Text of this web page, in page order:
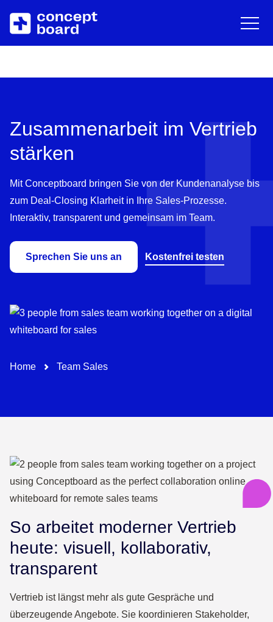
Zum Hauptinhalt springen
Über uns
Karriere
Partner
Blog
Trainings & Events
Help Center
Zusammenarbeit im Vertrieb
stärken
Mit Conceptboard bringen Sie von der Kundenanalyse bis
zum Deal-Closing Klarheit in Ihre Sales-Prozesse.
Interaktiv, transparent und gemeinsam im Team.
Sprechen Sie uns an Kostenfrei testen
Pfad-Navigation
Home Team Sales
So arbeitet moderner Vertrieb
heute: visuell, kollaborativ,
transparent
Vertrieb ist längst mehr als gute Gespräche und
überzeugende Angebote. Sie koordinieren Stakeholder,